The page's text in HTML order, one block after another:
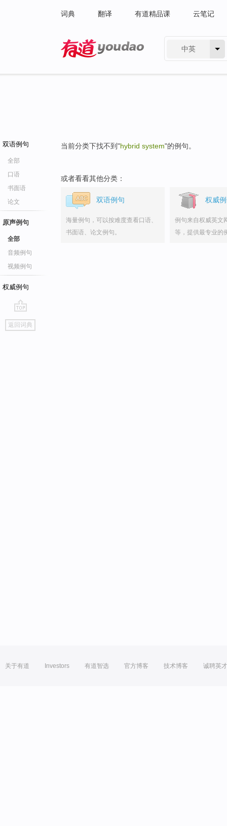
词典 翻译 有道精品课 云笔记
中英
双语例句
全部
口语
书面语
论文
原声例句
全部
音频例句
视频例句
权威例句
go
top
返回词典
当前分类下找不到"hybrid system"的例句。
或者看看其他分类：
双语例句
海量例句，可以按难度查看口语、
书面语、论文例句。
权威
例句来自权威英文
等，提供最专业的
关于有道 Investors 有道智选 官方博客 技术博客 诚聘英才